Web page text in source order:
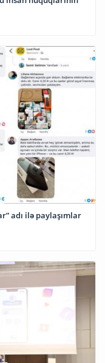
adı ilə paylaşımlar